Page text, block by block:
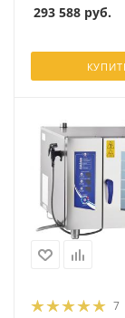
293 588 руб.
7